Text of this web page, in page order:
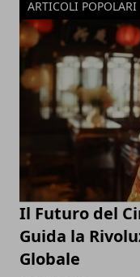
ARTICOLI POPOLARI
Il Futuro del
Guida la
Globale